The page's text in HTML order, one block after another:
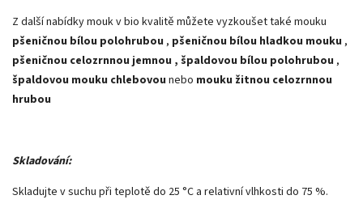
Z další nabídky mouk v bio kvalitě můžete vyzkoušet také mouku
pšeničnou bílou polohrubou , pšeničnou bílou hladkou mouku ,
pšeničnou celozrnnou jemnou , špaldovou bílou polohrubou ,
špaldovou mouku chlebovou nebo mouku žitnou celozrnnou
hrubou
Skladování:
Skladujte v suchu při teplotě do 25 °C a relativní vlhkosti do 75 %.